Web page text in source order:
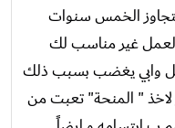
الخمس سنوات
غير مناسب لك
وابي يغضب بسبب ذلك
لاخذ " المنحة" تعبت من